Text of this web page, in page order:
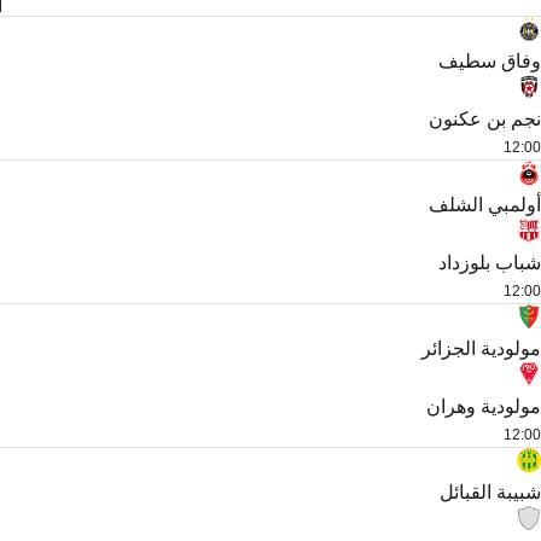
وفاق سطيف
نجم بن عكنون
12:00
أولمبي الشلف
شباب بلوزداد
12:00
مولودية الجزائر
مولودية وهران
12:00
شبيبة القبائل